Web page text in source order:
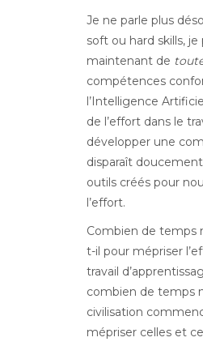
Je ne parle plus
soft ou hard skills, je
maintenant de
compétences
l’Intelligence
de l’effort dans le
développer une
disparaît
outils créés pour
l’effort.
Combien de temps
t-il pour mépriser
travail
combien de temps
civilisation
mépriser celles et